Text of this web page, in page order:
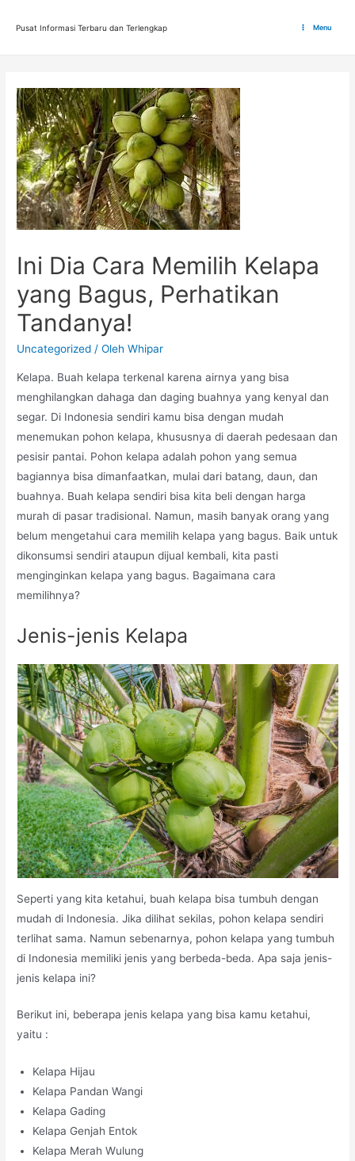
Pusat Informasi Terbaru dan Terlengkap Menu
Ini Dia Cara Memilih Kelapa
yang Bagus, Perhatikan
Tandanya!
Uncategorized / OlehWhipar
Kelapa. Buah kelapa terkenal karena airnya yang bisa
menghilangkan dahaga dan daging buahnya yang kenyal dan
segar. Di Indonesia sendiri kamu bisa dengan mudah
menemukan pohon kelapa, khususnya di daerah pedesaan dan
pesisir pantai. Pohon kelapa adalah pohon yang semua
bagiannya bisa dimanfaatkan, mulai dari batang, daun, dan
buahnya. Buah kelapa sendiri bisa kita beli dengan harga
murah di pasar tradisional. Namun, masih banyak orang yang
belum mengetahui cara memilih kelapa yang bagus. Baik untuk
dikonsumsi sendiri ataupun dijual kembali, kita pasti
menginginkan kelapa yang bagus. Bagaimana cara
memilihnya?
Jenis-jenis Kelapa
Seperti yang kita ketahui, buah kelapa bisa tumbuh dengan
mudah di Indonesia. Jika dilihat sekilas, pohon kelapa sendiri
terlihat sama. Namun sebenarnya, pohon kelapa yang tumbuh
di Indonesia memiliki jenis yang berbeda-beda. Apa saja jenis-
jenis kelapa ini?
Berikut ini, beberapa jenis kelapa yang bisa kamu ketahui,
yaitu :
Kelapa Hijau
Kelapa Pandan Wangi
Kelapa Gading
Kelapa Genjah Entok
Kelapa Merah Wulung